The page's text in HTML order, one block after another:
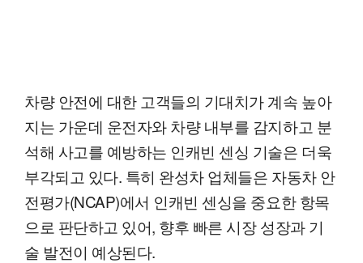
차량 안전에 대한 고객들의 기대치가 계속 높아
지는 가운데 운전자와 차량 내부를 감지하고 분
석해 사고를 예방하는 인캐빈 센싱 기술은 더욱
부각되고 있다. 특히 완성차 업체들은 자동차 안
전평가(NCAP)에서 인캐빈 센싱을 중요한 항목
으로 판단하고 있어, 향후 빠른 시장 성장과 기
술 발전이 예상된다.